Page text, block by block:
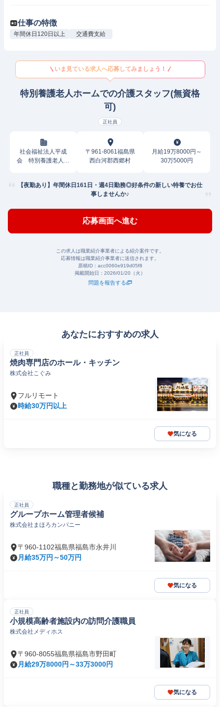
仕事の特徴
年間休日120日以上 交通費支給
いま見ている求人へ応募してみましょう！
特別養護老人ホームでの介護スタッフ(無資格
可)
正社員
社会福祉法人平成
会 特別養護老人ホ
〒961-8061福島県
西白河郡西郷村
月給19万8000円～
30万5000円
【夜勤あり】年間休日161日・週4日勤務◎好条件の新しい特養でお仕
事しませんか♪
応募画面へ進む
この求人は職業紹介事業者による紹介案件です。
応募情報は職業紹介事業者に送信されます。
原稿ID： acc0060e919d05f8
掲載開始日： 2026/01/20（火）
問題を報告する
あなたにおすすめの求人
正社員
焼肉専門店のホール・キッチン
株式会社こぐみ
フルリモート
時給30万円以上
気になる
職種と勤務地が似ている求人
正社員
グループホーム管理者候補
株式会社まほろカンパニー
〒960-1102福島県福島市永井川
月給35万円～50万円
気になる
正社員
小規模高齢者施設内の訪問介護職員
株式会社メディホス
〒960-8055福島県福島市野田町
月給29万8000円～33万3000円
気になる